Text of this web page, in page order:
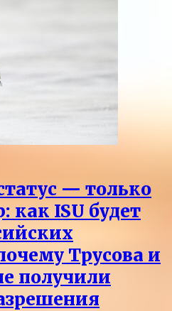
— только
как ISU будет
Трусова и
получили